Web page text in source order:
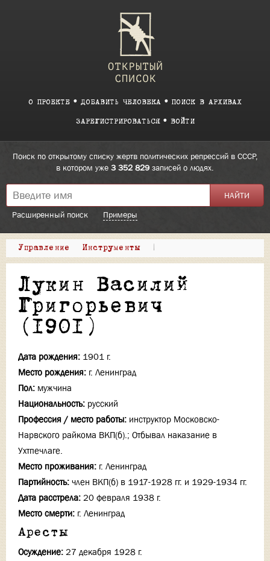
О ПРОЕКТЕ ДОБАВИТЬ ЧЕЛОВЕКА ПОИСК В АРХИВАХ
ЗАРЕГИСТРИРОВАТЬСЯ ВОЙТИ
Поиск по открытому списку жертв политических репрессий в СССР,
в котором уже 3 352 829 записей о людях.
Расширенный поиск Примеры
Управление Инструменты |
Лукин Василий
Григорьевич
(1901)
Дата рождения: 1901 г.
Место рождения: г. Ленинград
Пол: мужчина
Национальность: русский
Профессия / место работы: инструктор Московско-
Нарвского райкома ВКП(б).; Отбывал наказание в
Ухтпечлаге.
Место проживания: г. Ленинград
Партийность: член ВКП(б) в 1917-1928 гг. и 1929-1934 гг.
Дата расстрела: 20 февраля 1938 г.
Место смерти: г. Ленинград
Аресты
Осуждение: 27 декабря 1928 г.